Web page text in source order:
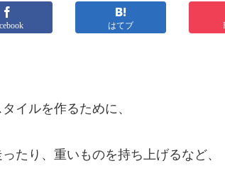
はてブ
イルを作るために、
たり、重いものを持ち上げるなど、